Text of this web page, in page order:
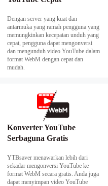
Dengan server yang kuat dan
antarmuka yang ramah pengguna yang
memungkinkan kecepatan unduh yang
cepat, pengguna dapat mengonversi
dan mengunduh video YouTube dalam
format WebM dengan cepat dan
mudah.
Konverter YouTube
Serbaguna Gratis
YTBsaver menawarkan lebih dari
sekadar mengonversi YouTube ke
format WebM secara gratis. Anda juga
dapat menyimpan video YouTube